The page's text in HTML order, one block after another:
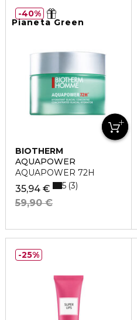
Pianeta Green
BIOTHERM
AQUAPOWER
AQUAPOWER 72H
35,94 €
59,90 €
5 3
40%
25%